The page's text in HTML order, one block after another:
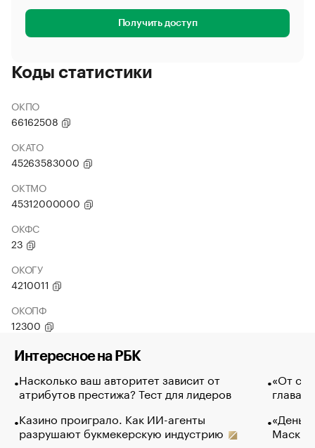
Получить доступ
Коды статистики
ОКПО
66162508
ОКАТО
45263583000
ОКТМО
45312000000
ОКФС
23
ОКОГУ
4210011
ОКОПФ
12300
Интересное на РБК
Насколько ваш авторитет зависит от
атрибутов престижа? Тест для лидеров
Казино проиграло. Как ИИ-агенты
разрушают букмекерскую индустрию
«От
глава
Маск в